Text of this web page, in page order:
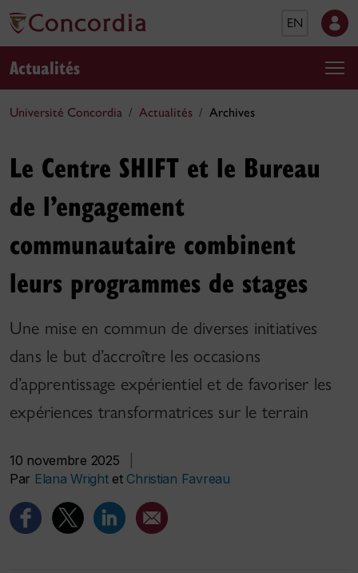
EN
Actualités
Université Concordia Actualités Archives
Le Centre SHIFT et le Bureau
de l’engagement
communautaire combinent
leurs programmes de stages
Une mise en commun de diverses initiatives
dans le but d’accroître les occasions
d’apprentissage expérientiel et de favoriser les
expériences transformatrices sur le terrain
10 novembre 2025
Par Elana Wrightet Christian Favreau